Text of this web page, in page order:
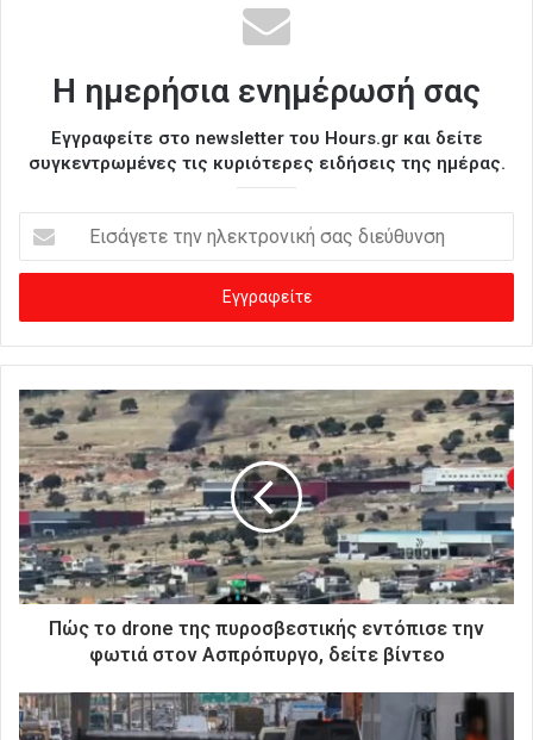
Η ημερήσια ενημέρωσή σας
Εγγραφείτε στο newsletter του Hours.gr και δείτε
συγκεντρωμένες τις κυριότερες ειδήσεις της ημέρας.
σ
γ
ε
ε
τ
η
ν
η
λ
ε
κ
τ
ι
κ
Πώς το drone της πυροσβεστικής εντόπισε την
φωτιά στον Ασπρόπυργο, δείτε βίντεο